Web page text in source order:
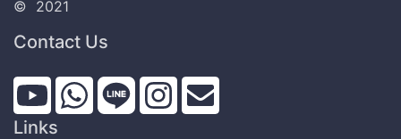
© 2021
Contact Us
Links